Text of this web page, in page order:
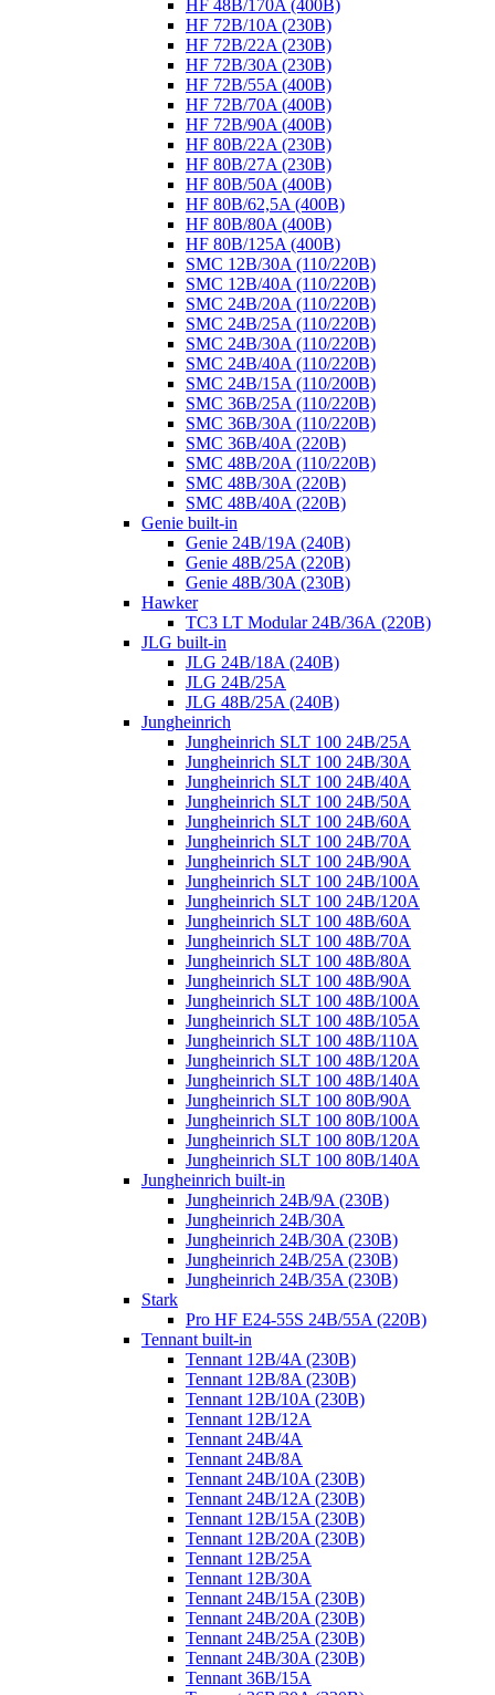
HF 48B/170A (400B)
HF 72B/10A (230B)
HF 72B/22A (230B)
HF 72B/30A (230B)
HF 72B/55A (400B)
HF 72B/70A (400B)
HF 72B/90A (400B)
HF 80B/22A (230B)
HF 80B/27A (230B)
HF 80B/50A (400B)
HF 80B/62,5A (400B)
HF 80B/80A (400B)
HF 80B/125A (400B)
SMC 12B/30A (110/220B)
SMC 12B/40A (110/220B)
SMC 24B/20A (110/220B)
SMC 24B/25A (110/220B)
SMC 24B/30A (110/220B)
SMC 24B/40A (110/220B)
SMC 24B/15A (110/200B)
SMC 36B/25A (110/220B)
SMC 36B/30A (110/220B)
SMC 36B/40A (220B)
SMC 48B/20A (110/220B)
SMC 48B/30A (220B)
SMC 48B/40A (220B)
Genie built-in
Genie 24B/19A (240B)
Genie 48B/25A (220B)
Genie 48B/30A (230B)
Hawker
TC3 LT Modular 24В/36А (220B)
JLG built-in
JLG 24B/18A (240B)
JLG 24B/25A
JLG 48B/25A (240B)
Jungheinrich
Jungheinrich SLT 100 24B/25A
Jungheinrich SLT 100 24B/30A
Jungheinrich SLT 100 24B/40A
Jungheinrich SLT 100 24B/50A
Jungheinrich SLT 100 24B/60A
Jungheinrich SLT 100 24B/70A
Jungheinrich SLT 100 24B/90A
Jungheinrich SLT 100 24B/100A
Jungheinrich SLT 100 24B/120A
Jungheinrich SLT 100 48B/60A
Jungheinrich SLT 100 48B/70A
Jungheinrich SLT 100 48B/80A
Jungheinrich SLT 100 48B/90A
Jungheinrich SLT 100 48B/100A
Jungheinrich SLT 100 48B/105A
Jungheinrich SLT 100 48B/110A
Jungheinrich SLT 100 48B/120A
Jungheinrich SLT 100 48B/140A
Jungheinrich SLT 100 80B/90A
Jungheinrich SLT 100 80B/100A
Jungheinrich SLT 100 80B/120A
Jungheinrich SLT 100 80B/140A
Jungheinrich built-in
Jungheinrich 24B/9A (230B)
Jungheinrich 24B/30A
Jungheinrich 24B/30A (230B)
Jungheinrich 24B/25A (230B)
Jungheinrich 24B/35A (230B)
Stark
Pro HF E24-55S 24B/55A (220B)
Tennant built-in
Tennant 12B/4A (230B)
Tennant 12B/8A (230B)
Tennant 12B/10A (230B)
Tennant 12B/12A
Tennant 24B/4A
Tennant 24B/8A
Tennant 24B/10A (230B)
Tennant 24B/12A (230B)
Tennant 12B/15A (230B)
Tennant 12B/20A (230B)
Tennant 12B/25A
Tennant 12B/30A
Tennant 24B/15A (230B)
Tennant 24B/20A (230B)
Tennant 24B/25A (230B)
Tennant 24B/30A (230B)
Tennant 36B/15A